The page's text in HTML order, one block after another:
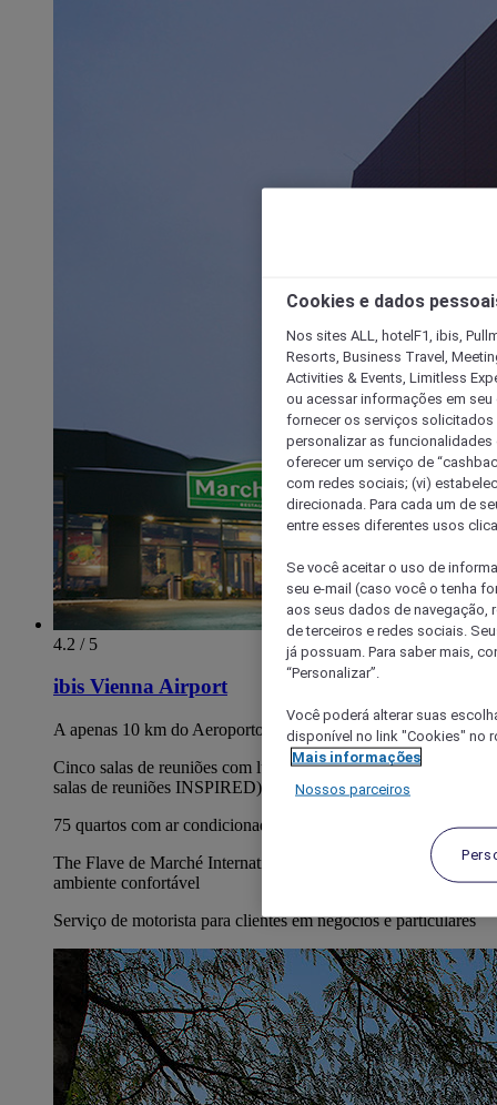
4.2 / 5
ibis Vienna Airport
A apenas 10 km do Aeroporto Internacional de Viena
Cinco salas de reuniões com luz natural (duas das quais são
salas de reuniões INSPIRED)
75 quartos com ar condicionado, para não fumadores
The Flave de Marché International: coma e trabalhe num
ambiente confortável
Serviço de motorista para clientes em negócios e particulares
Cookies e dados
Nos sites ALL, hotelF1, ibis,
Resorts, Business Travel,
Activities & Events, Limitless
ou acessar informações em
fornecer os serviços solicitados
personalizar as
oferecer um serviço de
com redes sociais; (vi)
direcionada. Para cada um de
entre esses diferentes usos
Se você aceitar o uso de
seu e-mail (caso você o tenha
aos seus dados de navegação,
de terceiros e redes sociais.
já possuam. Para saber mais,
“Personalizar”.
Você poderá alterar suas
disponível no link "Cookies" no
Mais informações
Nossos parceiros